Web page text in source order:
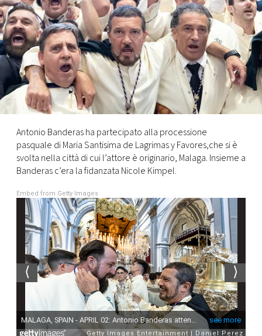
EVENTI
VIDEO
TV
PRINCIPATO
DI
MONACO
RMC
CONSIGLIA
Antonio Banderas ha partecipato alla processione
pasquale di Maria Santisima de Lagrimas y Favores,che si è
svolta nella città di cui l’attore è originario, Malaga. Insieme a
Banderas c’era la fidanzata Nicole Kimpel.
Embed from Getty Images